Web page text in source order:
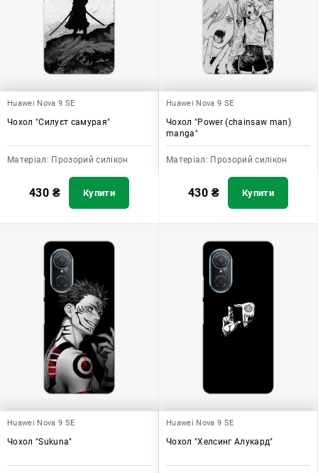
Huawei Nova 9 SE
Чохол "Силуєт самурая"
Матеріал: Прозорий силікон
430 ₴ Купити
Huawei Nova 9 SE
Чохол "Power (chainsaw man)
manga"
Матеріал: Прозорий силікон
430 ₴ Купити
Huawei Nova 9 SE
Чохол "Sukuna"
Huawei Nova 9 SE
Чохол "Хелсинг Алукард"